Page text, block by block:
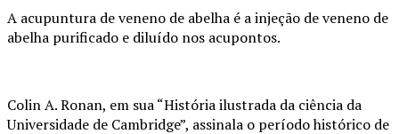
A acupuntura de veneno de abelha é a injeção de veneno de
abelha purificado e diluído nos acupontos.
Colin A. Ronan, em sua “História ilustrada da ciência da
Universidade de Cambridge”, assinala o período histórico de